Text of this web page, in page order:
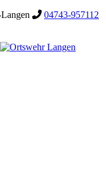
04743-957112